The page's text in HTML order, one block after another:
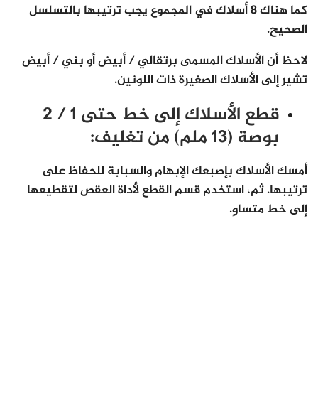
كما هناك 8 أسلاك في المجموع يجب ترتيبها بالتسلسل
الصحيح.
لاحظ أن الأسلاك المسمى برتقالي / أبيض أو بني / أبيض
تشير إلى الأسلاك الصغيرة ذات اللونين.
قطع الأسلاك إلى خط حتى 1 / 2
بوصة (13 ملم) من تغليف:
أمسك الأسلاك بإصبعك الإبهام والسبابة للحفاظ على
ترتيبها. ثم، استخدم قسم القطع لأداة العقص لتقطيعها
إلى خط متساوٍ.